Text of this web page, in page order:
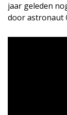
jaar geleden
door astronaut